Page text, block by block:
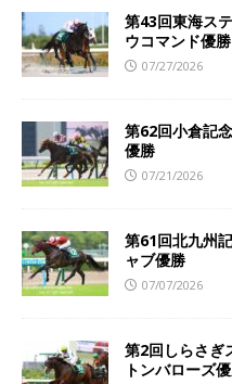
第43回東海ス
ウコマンド優勝
07/27/2026
第62回小倉記
優勝
07/21/2026
第61回北九州
ャブ優勝
07/07/2026
第2回しらさ
トンバローズ